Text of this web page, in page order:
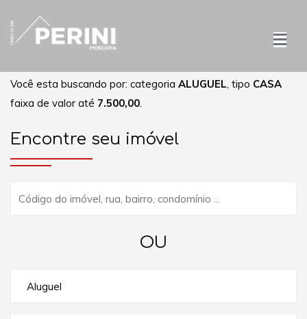
Você esta buscando por: categoria ALUGUEL , tipo CASA
faixa de valor até 7.500,00
Encontre seu imóvel
OU
Aluguel